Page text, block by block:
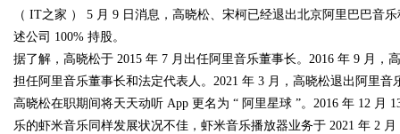
!
（ IT之家 ） 5 月 9 日消息，高晓松、宋柯已经退出北京阿里巴巴音
述公司 100% 持股。
据了解，高晓松于 2015 年 7 月出任阿里音乐董事长。2016 年 9 月
担任阿里音乐董事长和法定代表人。2021 年 3 月，高晓松退出阿里
高晓松在职期间将天天动听 App 更名为 “ 阿里星球 ”。2016 年 12
乐的虾米音乐同样发展状况不佳，虾米音乐播放器业务于 2021 年 2